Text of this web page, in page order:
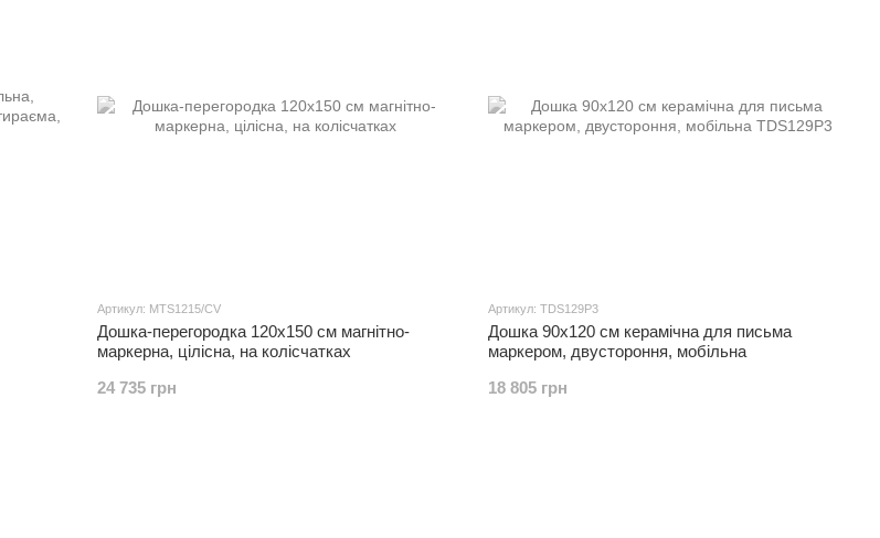
Артикул: MTS1215/CV
Дошка-перегородка 120x150 см магнітно-
маркерна, цілісна, на колісчатках
24 735 грн
Артикул: TDS129P3
Дошка 90x120 см керамічна для письма
маркером, двустороння, мобільна
18 805 грн